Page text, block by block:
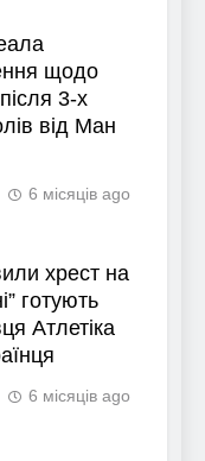
щодо
3-х
від Ман
6 місяців ago
хрест на
готують
Атлетіка
6 місяців ago